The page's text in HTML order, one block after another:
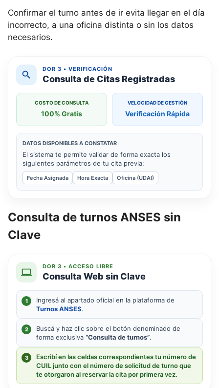
Confirmar el turno antes de ir evita llegar en el día
incorrecto, a una oficina distinta o sin los datos
necesarios.
DOR 3 • VERIFICACIÓN
Consulta de Citas Registradas
COSTO DE CONSULTA
100% Gratis
VELOCIDAD DE GESTIÓN
Verificación Rápida
DATOS DISPONIBLES A CONSTATAR
El sistema te permite validar de forma exacta los
siguientes parámetros de tu cita previa:
Fecha Asignada Hora Exacta Oficina (UDAI)
Consulta de turnos ANSES sin
Clave
DOR 3 • ACCESO LIBRE
Consulta Web sin Clave
1
Ingresá al apartado oficial en la plataforma de
Turnos ANSES.
2
Buscá y haz clic sobre el botón denominado de
forma exclusiva “Consulta de turnos”.
3
Escribí en las celdas correspondientes tu número de
CUIL junto con el número de solicitud de turno que
te otorgaron al reservar la cita por primera vez.